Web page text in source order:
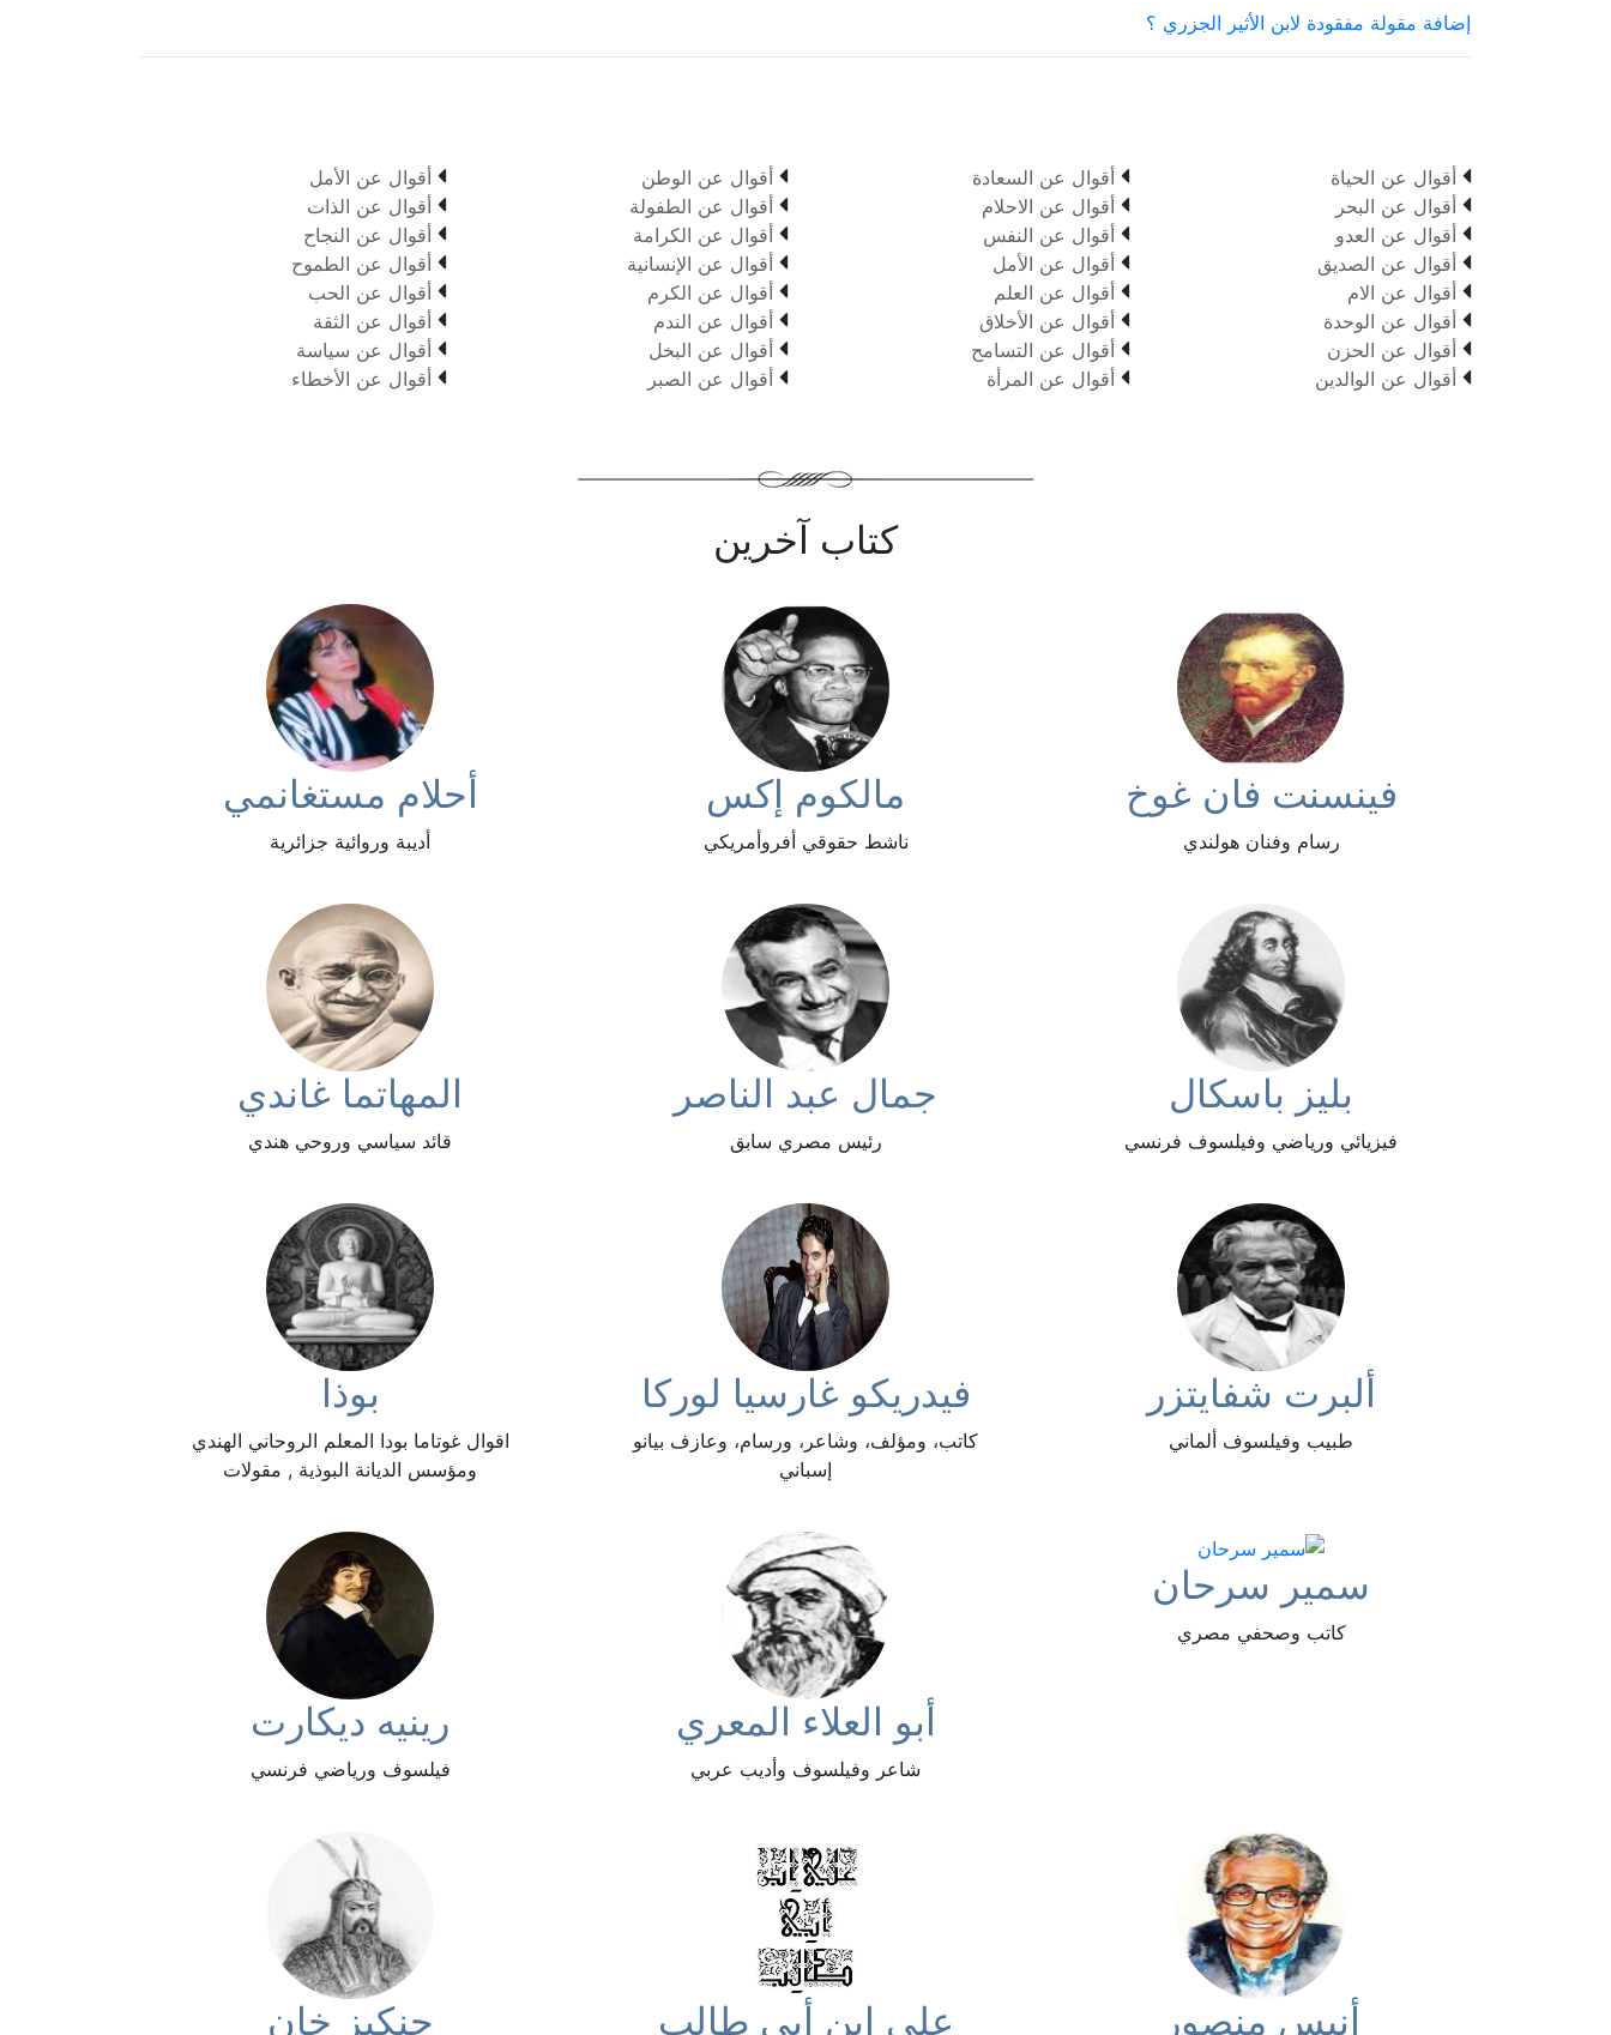
إضافة مقولة مفقودة لابن الأثير الجزري ؟
 أقوال عن الحياة
 أقوال عن البحر
 أقوال عن العدو
 أقوال عن الصديق
 أقوال عن الام
 أقوال عن الوحدة
 أقوال عن الحزن
 أقوال عن الوالدين
 أقوال عن السعادة
 أقوال عن الاحلام
 أقوال عن النفس
 أقوال عن الأمل
 أقوال عن العلم
 أقوال عن الأخلاق
 أقوال عن التسامح
 أقوال عن المرأة
 أقوال عن الوطن
 أقوال عن الطفولة
 أقوال عن الكرامة
 أقوال عن الإنسانية
 أقوال عن الكرم
 أقوال عن الندم
 أقوال عن البخل
 أقوال عن الصبر
 أقوال عن الأمل
 أقوال عن الذات
 أقوال عن النجاح
 أقوال عن الطموح
 أقوال عن الحب
 أقوال عن الثقة
 أقوال عن سياسة
 أقوال عن الأخطاء
كتاب آخرين
فينسنت فان غوخ
رسام وفنان هولندي
مالكوم إكس
ناشط حقوقي أفروأمريكي
أحلام مستغانمي
أديبة وروائية جزائرية
بليز باسكال
فيزيائي ورياضي وفيلسوف فرنسي
جمال عبد الناصر
رئيس مصري سابق
المهاتما غاندي
قائد سياسي وروحي هندي
ألبرت شفايتزر
طبيب وفيلسوف ألماني
فيدريكو غارسيا لوركا
كاتب، ومؤلف، وشاعر، ورسام، وعازف بيانو
إسباني
بوذا
اقوال غوتاما بودا المعلم الروحاني الهندي
ومؤسس الديانة البوذية , مقولات
سمير سرحان
كاتب وصحفي مصري
أبو العلاء المعري
شاعر وفيلسوف وأديب عربي
رينيه ديكارت
فيلسوف ورياضي فرنسي
أنيس منصور علي ابن أبي طالب جنكيز خان